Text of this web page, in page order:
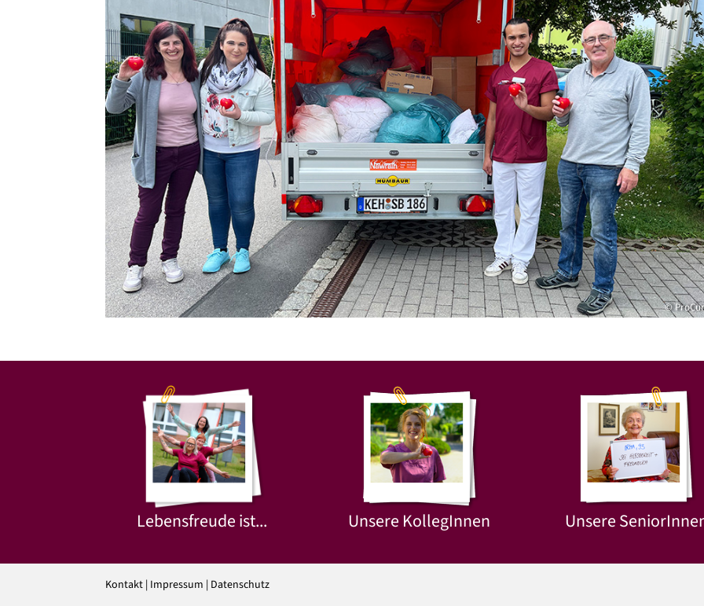
©
Lebensfreude ist... Unsere KollegInnen Unsere
Kontakt | Impressum | Datenschutz